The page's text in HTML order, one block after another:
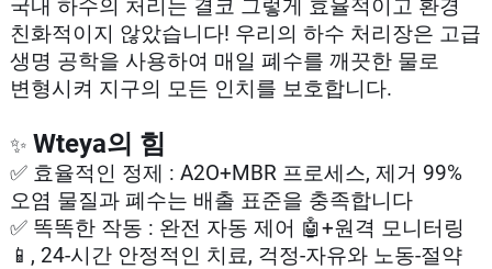
국내 하수의 처리는 결코 그렇게 효율적이고 환경
친화적이지 않았습니다! 우리의 하수 처리장은 고급
생명 공학을 사용하여 매일 폐수를 깨끗한 물로
변형시켜 지구의 모든 인치를 보호합니다.
✨ Wteya의 힘
✅ 효율적인 정제 : A2O+MBR 프로세스, 제거 99%
오염 물질과 폐수는 배출 표준을 충족합니다
✅ 똑똑한 작동 : 완전 자동 제어 🤖+원격 모니터링
📱, 24-시간 안정적인 치료, 걱정-자유와 노동-절약